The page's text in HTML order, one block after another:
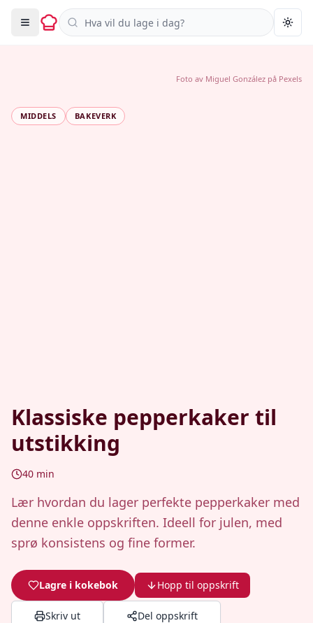
Søk i oppskrifter
MIDDELS BAKEVERK
Klassiske pepperkaker til
utstikking
40 min
Lær hvordan du lager perfekte pepperkaker med
denne enkle oppskriften. Ideell for julen, med
sprø konsistens og fine former.
Lagre i kokebok Hopp til oppskrift
Skriv ut Del oppskrift
Foto av Miguel González på Pexels